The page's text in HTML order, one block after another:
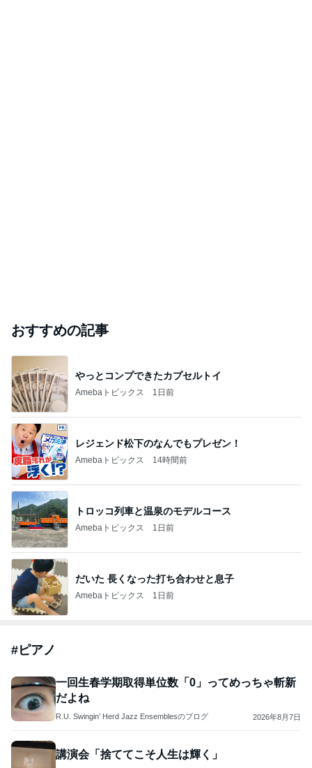
おすすめの記事
やっとコンプできたカプセルトイ
Amebaトピックス 1日前
レジェンド松下のなんでもプレゼン！
Amebaトピックス 14時間前
トロッコ列車と温泉のモデルコース
Amebaトピックス 1日前
だいた 長くなった打ち合わせと息子
Amebaトピックス 1日前
#ピアノ
一回生春学期取得単位数「0」ってめっちゃ斬新
だよね
R.U. Swingin’ Herd Jazz Ensemblesのブログ 2026年8月7日
講演会「捨ててこそ人生は輝く」